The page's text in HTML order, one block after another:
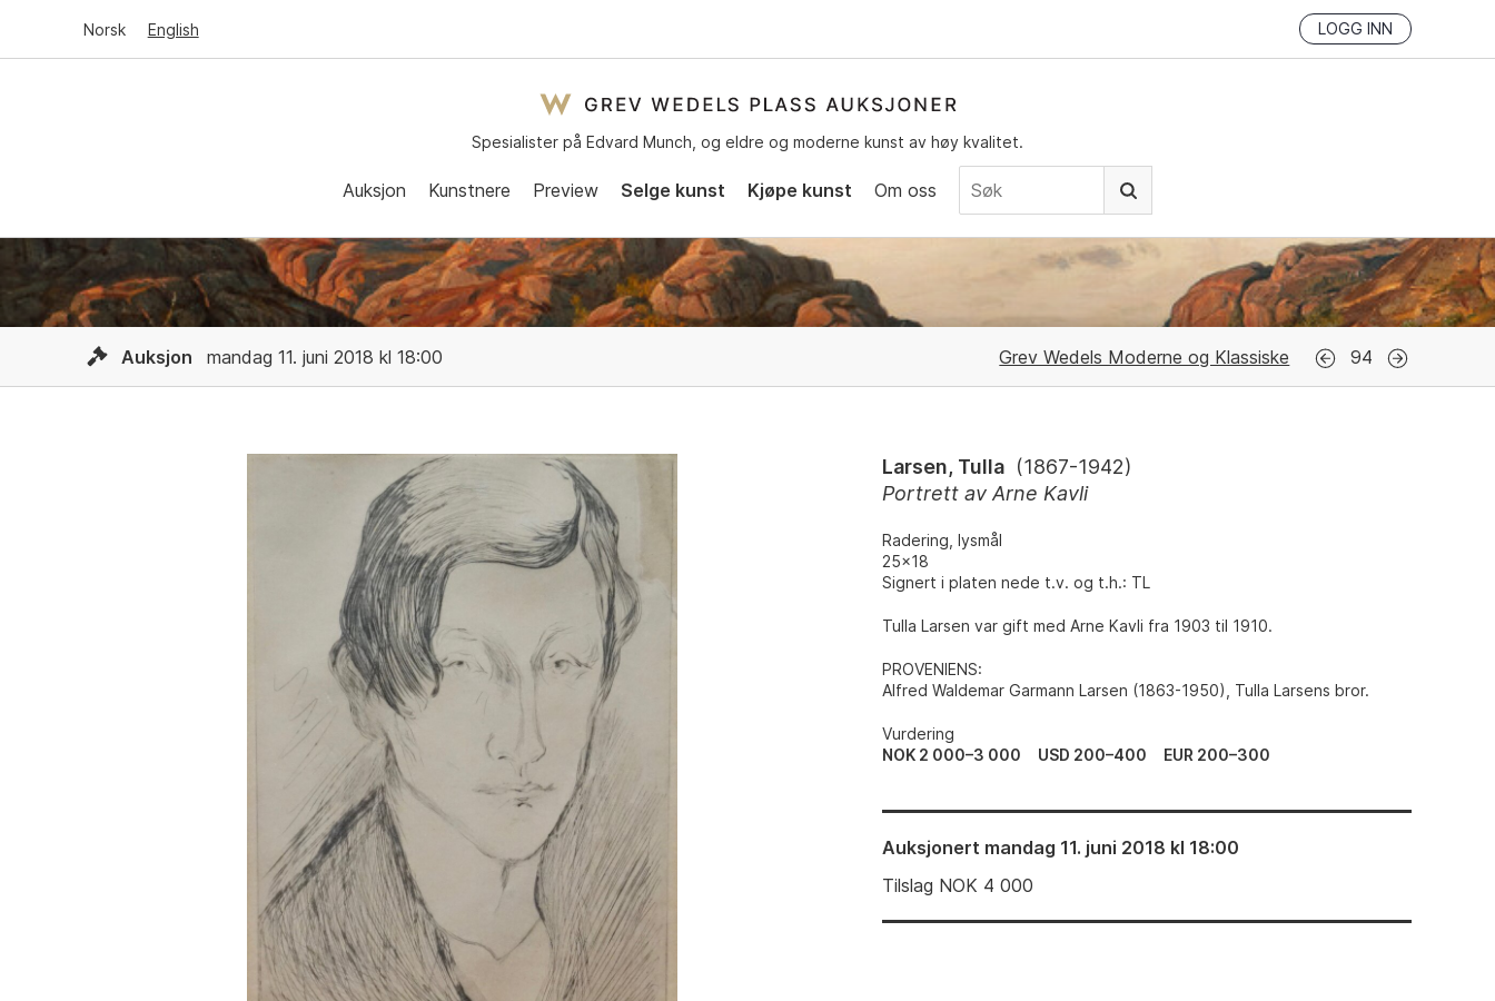
Norsk English LOGG INN
Spesialister på Edvard Munch, og eldre og moderne kunst av høy kvalitet.
Auksjon Kunstnere Preview Selge kunst Kjøpe kunst Om oss
Auksjon mandag 11. juni 2018 kl 18:00 Grev Wedels Moderne og Klassiske 94
Larsen, Tulla (1867-1942)
Portrett av Arne Kavli
Radering, lysmål
25x18
Signert i platen nede t.v. og t.h.: TL
Tulla Larsen var gift med Arne Kavli fra 1903 til 1910.
PROVENIENS:
Alfred Waldemar Garmann Larsen (1863-1950), Tulla Larsens bror.
Vurdering
NOK 2 000–3 000
USD 200–400 EUR 200–300
Auksjonert mandag 11. juni 2018 kl 18:00
Tilslag NOK 4 000